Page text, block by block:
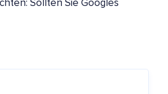
Sollten Sie Googles